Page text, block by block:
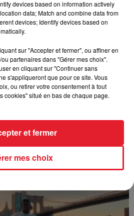
Génération Impolie
devices based on information actively
data; Match and combine data from
devices; Identify devices based on
sur "Accepter et fermer", ou affiner en
partenaires dans "Gérer mes choix".
en cliquant sur "Continuer sans
s'appliqueront que pour ce site. Vous
ou retirer votre consentement à tout
cookies" situé en bas de chaque page.
mes choix
et fermer